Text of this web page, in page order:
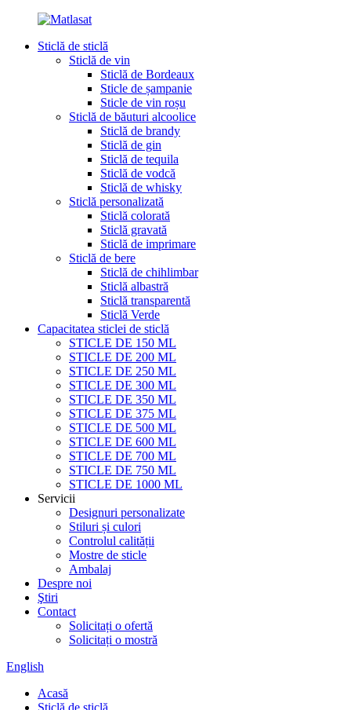
Sticlă de sticlă
Sticlă de vin
Sticlă de Bordeaux
Sticle de șampanie
Sticle de vin roșu
Sticlă de băuturi alcoolice
Sticlă de brandy
Sticlă de gin
Sticlă de tequila
Sticlă de vodcă
Sticlă de whisky
Sticlă personalizată
Sticlă colorată
Sticlă gravată
Sticlă de imprimare
Sticlă de bere
Sticlă de chihlimbar
Sticlă albastră
Sticlă transparentă
Sticlă Verde
Capacitatea sticlei de sticlă
STICLE DE 150 ML
STICLE DE 200 ML
STICLE DE 250 ML
STICLE DE 300 ML
STICLE DE 350 ML
STICLE DE 375 ML
STICLE DE 500 ML
STICLE DE 600 ML
STICLE DE 700 ML
STICLE DE 750 ML
STICLE DE 1000 ML
Servicii
Designuri personalizate
Stiluri și culori
Controlul calității
Mostre de sticle
Ambalaj
Despre noi
Ştiri
Contact
Solicitați o ofertă
Solicitați o mostră
English
Acasă
Sticlă de sticlă